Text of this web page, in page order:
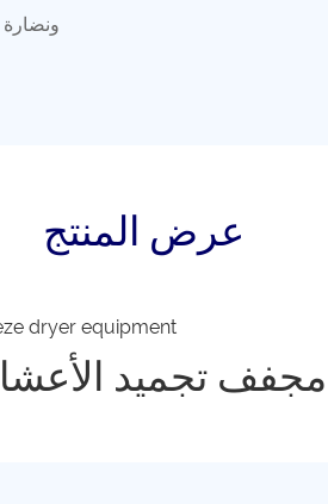
ونضارة
عرض المنتج
مجفف تجميد